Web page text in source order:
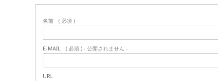
名前 ( 必須 )
E-MAIL ( 必須 ) - 公開されません -
URL